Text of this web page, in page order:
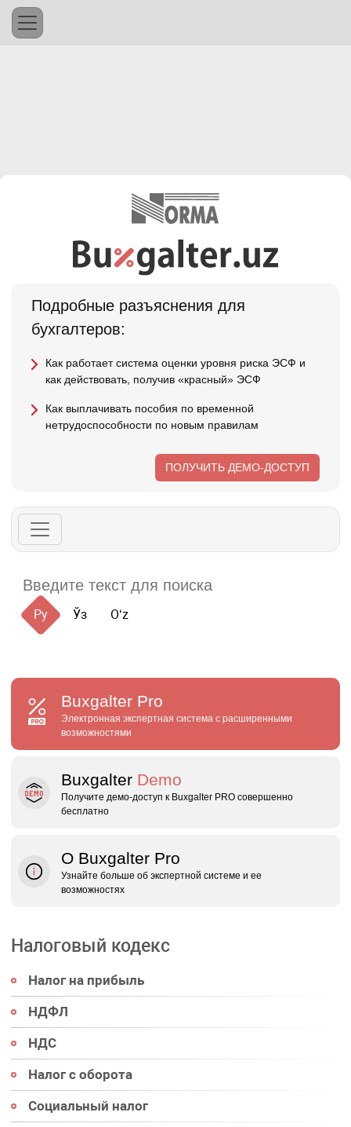
Подробные разъяснения для
бухгалтеров:
Как работает система оценки уровня риска ЭСФ и
как действовать, получив «красный» ЭСФ
Как выплачивать пособия по временной
нетрудоспособности по новым правилам
ПОЛУЧИТЬ ДЕМО-ДОСТУП
Ру Ўз Oʻz
Buxgalter Pro
Электронная экспертная система с расширенными
возможностями
Buxgalter Demo
Получите демо‑доступ к Buxgalter PRO совершенно
бесплатно
О Buxgalter Pro
Узнайте больше об экспертной системе и ее
возможностях
Налоговый кодекс
Налог на прибыль
НДФЛ
НДС
Налог с оборота
Социальный налог